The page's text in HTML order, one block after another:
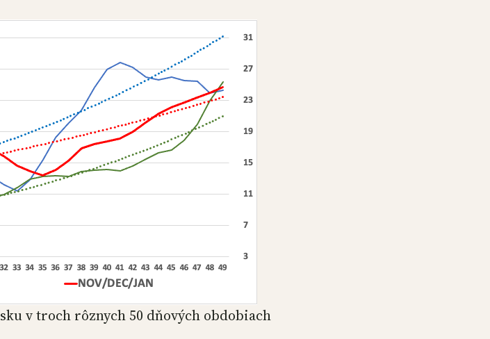
v troch rôznych 50 dňových obdobiach